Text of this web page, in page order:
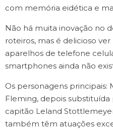
com memória eidética e
Não há muita inovação no
roteiros, mas é delicioso
aparelhos de telefone
smartphones ainda não
Os personagens principais:
Fleming, depois substituída
capitão Leland
também têm atuações